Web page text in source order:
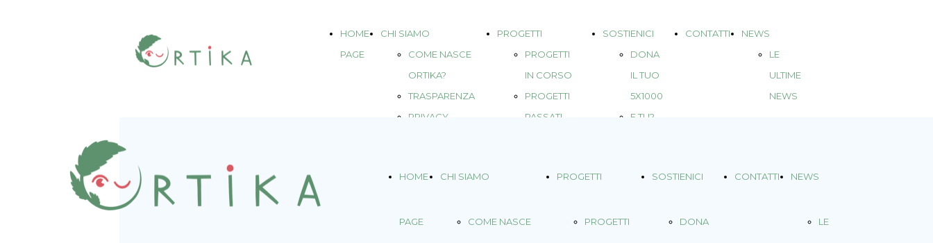
HOME
PAGE
CHI SIAMO
COME NASCE
ORTIKA?
TRASPARENZA
PRIVACY
PROGETTI
PROGETTI
IN CORSO
PROGETTI
PASSATI
SIAMO
SOSTIENICI
DONA
IL TUO
5X1000
E TU?
CONTATTI
NEWS
LE
ULTIME
NEWS
HOME
PAGE
CHI SIAMO
COME NASCE
PROGETTI
PROGETTI
SOSTIENICI
DONA
CONTATTI NEWS
LE